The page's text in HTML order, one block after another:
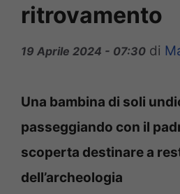
ritrovamento
19 Aprile 2024 - 07:30 di
Una bambina di soli
passeggiando con il
scoperta destinare a
dell’archeologia